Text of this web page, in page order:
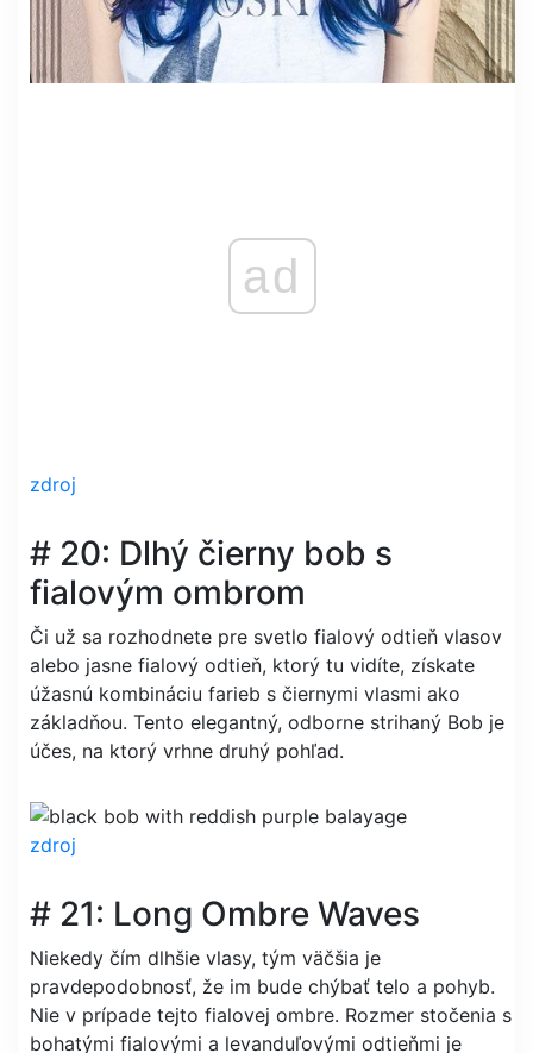
ad
zdroj
# 20: Dlhý čierny bob s
fialovým ombrom
Či už sa rozhodnete pre svetlo fialový odtieň vlasov
alebo jasne fialový odtieň, ktorý tu vidíte, získate
úžasnú kombináciu farieb s čiernymi vlasmi ako
základňou. Tento elegantný, odborne strihaný Bob je
účes, na ktorý vrhne druhý pohľad.
zdroj
# 21: Long Ombre Waves
Niekedy čím dlhšie vlasy, tým väčšia je
pravdepodobnosť, že im bude chýbať telo a pohyb.
Nie v prípade tejto fialovej ombre. Rozmer stočenia s
bohatými fialovými a levanduľovými odtieňmi je